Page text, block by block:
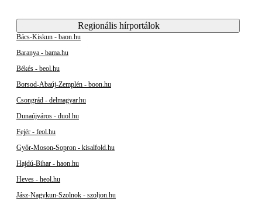
Regionális hírportálok
Bács-Kiskun - baon.hu
Baranya - bama.hu
Békés - beol.hu
Borsod-Abaúj-Zemplén - boon.hu
Csongrád - delmagyar.hu
Dunaújváros - duol.hu
Fejér - feol.hu
Győr-Moson-Sopron - kisalfold.hu
Hajdú-Bihar - haon.hu
Heves - heol.hu
Jász-Nagykun-Szolnok - szoljon.hu